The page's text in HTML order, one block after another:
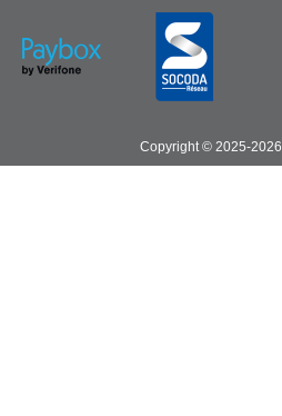
Copyright © 2025-2026